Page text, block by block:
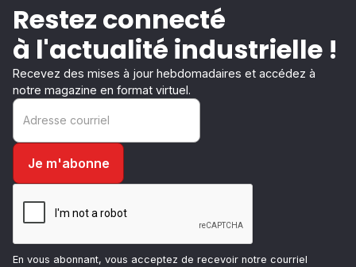
Restez connecté
à l'actualité industrielle !
Recevez des mises à jour hebdomadaires et accédez à
notre magazine en format virtuel.
En vous abonnant, vous acceptez de recevoir notre courriel